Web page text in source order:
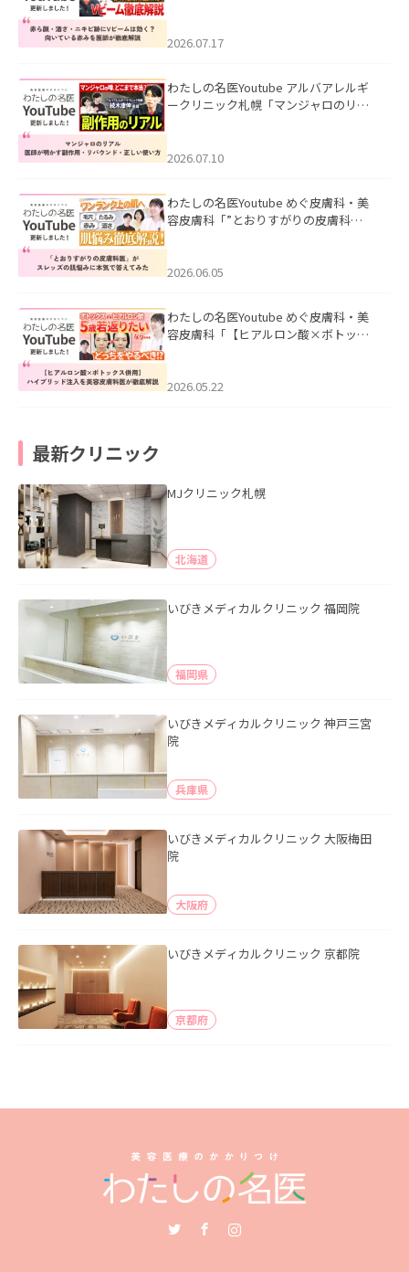
した。
2026.07.17
わたしの名医Youtube アルバアレルギ
ークリニック札幌「マンジャロのリア
た。
2026.07.10
わたしの名医Youtube めぐ皮膚科・美
容皮膚科「”とおりすがりの皮膚科
2026.06.05
わたしの名医Youtube めぐ皮膚科・美
容皮膚科「【ヒアルロン酸×ボトック
た。
2026.05.22
最新クリニック
MJクリニック札幌
北海道
いびきメディカルクリニック 福岡院
福岡県
いびきメディカルクリニック 神戸三宮
院
兵庫県
いびきメディカルクリニック 大阪梅田
院
大阪府
いびきメディカルクリニック 京都院
京都府